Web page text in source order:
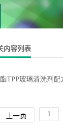
内容列表
TPP玻璃清洗剂
上一页 1